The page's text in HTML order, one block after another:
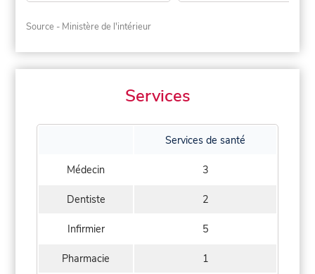
Source - Ministère de l'intérieur
Services
Services de santé
Médecin 3
Dentiste 2
Infirmier 5
Pharmacie 1